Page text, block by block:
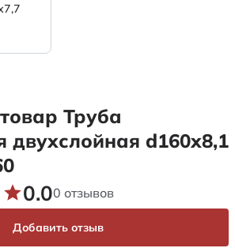
Труба
двухслойная d160х8,1
0.00 отзывов
Добавить отзыв